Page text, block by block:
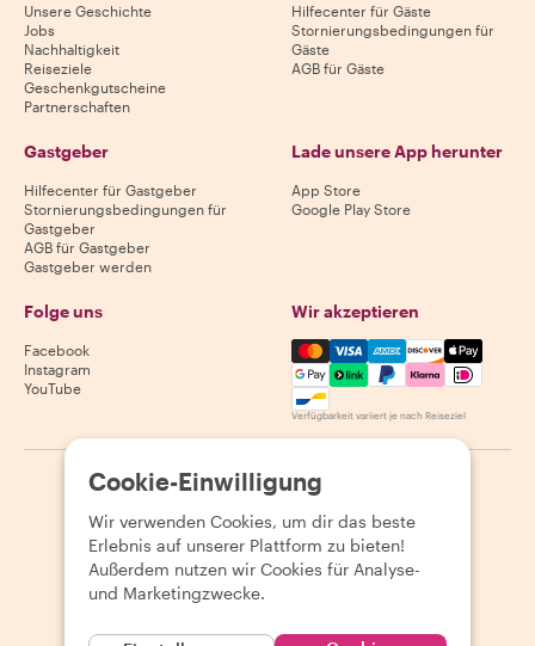
Unsere Geschichte
Jobs
Nachhaltigkeit
Reiseziele
Geschenkgutscheine
Partnerschaften
Hilfecenter für Gäste
Stornierungsbedingungen für
Gäste
AGB für Gäste
Gastgeber
Hilfecenter für Gastgeber
Stornierungsbedingungen für
Gastgeber
AGB für Gastgeber
Gastgeber werden
Lade unsere App herunter
App Store
Google Play Store
Folge uns
Facebook
Instagram
YouTube
Wir akzeptieren
Mastercard, Visa, Amex,
Verfügbarkeit variiert je nach Reiseziel
2026 Withlocals.com | Datenschutzerklärung
Seitenübersicht
Cookie-Einwilligung
Wir verwenden Cookies, um dir das beste
Erlebnis auf unserer Plattform zu bieten!
Außerdem nutzen wir Cookies für Analyse-
und Marketingzwecke.